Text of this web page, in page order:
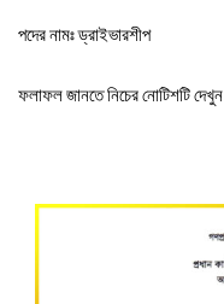
পদের নামঃ ড্রাইভারশীপ
ফলাফল জানতে নিচের নোটিশটি দেখুন